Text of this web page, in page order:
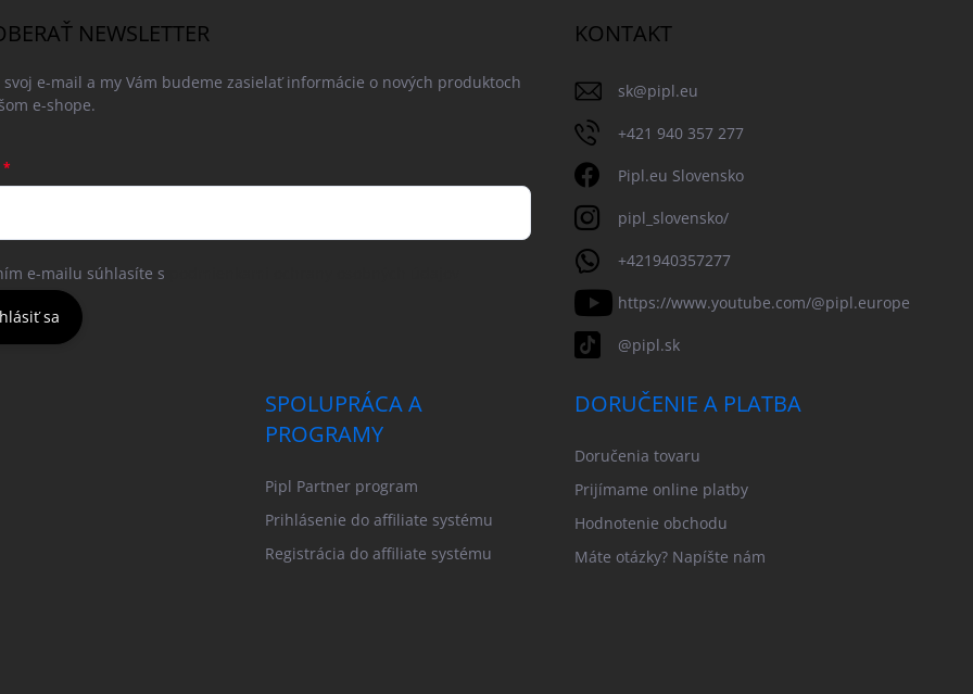
NEWSLETTER
svoj e-mail a my Vám budeme zasielať informácie o nových produktoch
e-shope.
e-mailu súhlasíte s
sa
KONTAKT
sk@pipl.eu
+421 940 357 277
Pipl.eu Slovensko
pipl_slovensko/
+421940357277
https://www.youtube.com/@pipl.europe
@pipl.sk
SPOLUPRÁCA A
PROGRAMY
Pipl Partner program
Prihlásenie do affiliate systému
Registrácia do affiliate systému
DORUČENIE A PLATBA
Doručenia tovaru
Prijímame online platby
Hodnotenie obchodu
Máte otázky? Napíšte nám